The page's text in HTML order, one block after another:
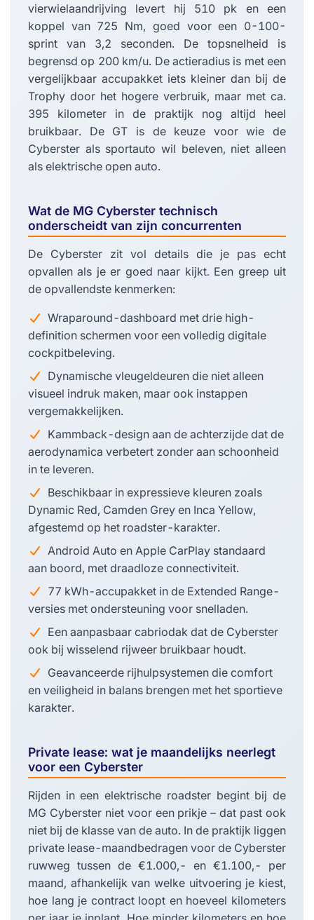
vierwielaandrijving levert hij 510 pk en een
koppel van 725 Nm, goed voor een 0-100-
sprint van 3,2 seconden. De topsnelheid is
begrensd op 200 km/u. De actieradius is met een
vergelijkbaar accupakket iets kleiner dan bij de
Trophy door het hogere verbruik, maar met ca.
395 kilometer in de praktijk nog altijd heel
bruikbaar. De GT is de keuze voor wie de
Cyberster als sportauto wil beleven, niet alleen
als elektrische open auto.
Wat de MG Cyberster technisch
onderscheidt van zijn concurrenten
De Cyberster zit vol details die je pas echt
opvallen als je er goed naar kijkt. Een greep uit
de opvallendste kenmerken:
Wraparound-dashboard met drie high-
definition schermen voor een volledig digitale
cockpitbeleving.
Dynamische vleugeldeuren die niet alleen
visueel indruk maken, maar ook instappen
vergemakkelijken.
Kammback-design aan de achterzijde dat de
aerodynamica verbetert zonder aan schoonheid
in te leveren.
Beschikbaar in expressieve kleuren zoals
Dynamic Red, Camden Grey en Inca Yellow,
afgestemd op het roadster-karakter.
Android Auto en Apple CarPlay standaard
aan boord, met draadloze connectiviteit.
77 kWh-accupakket in de Extended Range-
versies met ondersteuning voor snelladen.
Een aanpasbaar cabriodak dat de Cyberster
ook bij wisselend rijweer bruikbaar houdt.
Geavanceerde rijhulpsystemen die comfort
en veiligheid in balans brengen met het sportieve
karakter.
Private lease: wat je maandelijks neerlegt
voor een Cyberster
Rijden in een elektrische roadster begint bij de
MG Cyberster niet voor een prikje – dat past ook
niet bij de klasse van de auto. In de praktijk liggen
private lease-maandbedragen voor de Cyberster
ruwweg tussen de €1.000,- en €1.100,- per
maand, afhankelijk van welke uitvoering je kiest,
hoe lang je contract loopt en hoeveel kilometers